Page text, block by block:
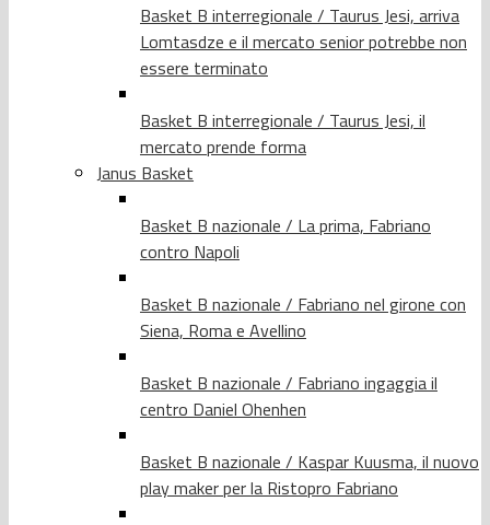
Basket B interregionale / Taurus Jesi, arriva
Lomtasdze e il mercato senior potrebbe non
essere terminato
Basket B interregionale / Taurus Jesi, il
mercato prende forma
Janus Basket
Basket B nazionale / La prima, Fabriano
contro Napoli
Basket B nazionale / Fabriano nel girone con
Siena, Roma e Avellino
Basket B nazionale / Fabriano ingaggia il
centro Daniel Ohenhen
Basket B nazionale / Kaspar Kuusma, il nuovo
play maker per la Ristopro Fabriano